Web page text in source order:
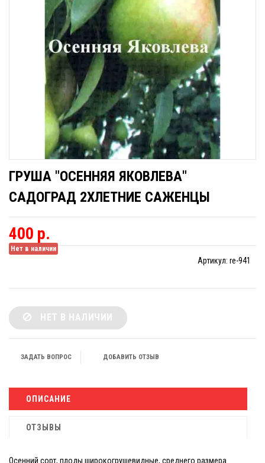
ГРУША "ОСЕННЯЯ ЯКОВЛЕВА"
САДОГРАД 2ХЛЕТНИЕ САЖЕНЦЫ
400 р.
Нет в наличии
Артикул: re-941
НЕТ В НАЛИЧИИ
ЗАДАТЬ ВОПРОС ДОБАВИТЬ ОТЗЫВ
ОПИСАНИЕ
ОТЗЫВЫ
Осенний сорт, плоды широкогрушевидные, среднего размера.